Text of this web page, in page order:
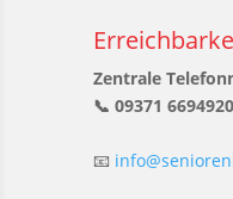
Zentrale
📞 09371 6694920
📧